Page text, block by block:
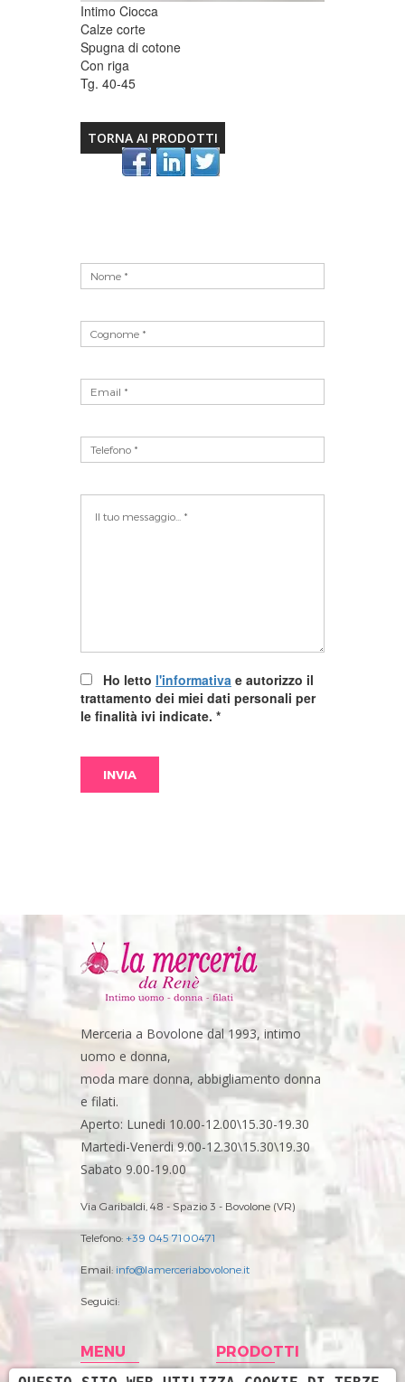
Intimo Ciocca
Calze corte
Spugna di cotone
Con riga
Tg. 40-45
TORNA AI PRODOTTI
Ho letto l'informativa e autorizzo il
trattamento dei miei dati personali per
le finalità ivi indicate. *
Merceria a Bovolone dal 1993, intimo
uomo e donna,
moda mare donna, abbigliamento donna
e filati.
Aperto: Lunedi 10.00-12.00\15.30-19.30
Martedi-Venerdi 9.00-12.30\15.30\19.30
Sabato 9.00-19.00
Via Garibaldi, 48 - Spazio 3 - Bovolone (VR)
Telefono: +39 045 7100471
Email: info@lamerceriabovolone.it
Seguici:
MENU PRODOTTI